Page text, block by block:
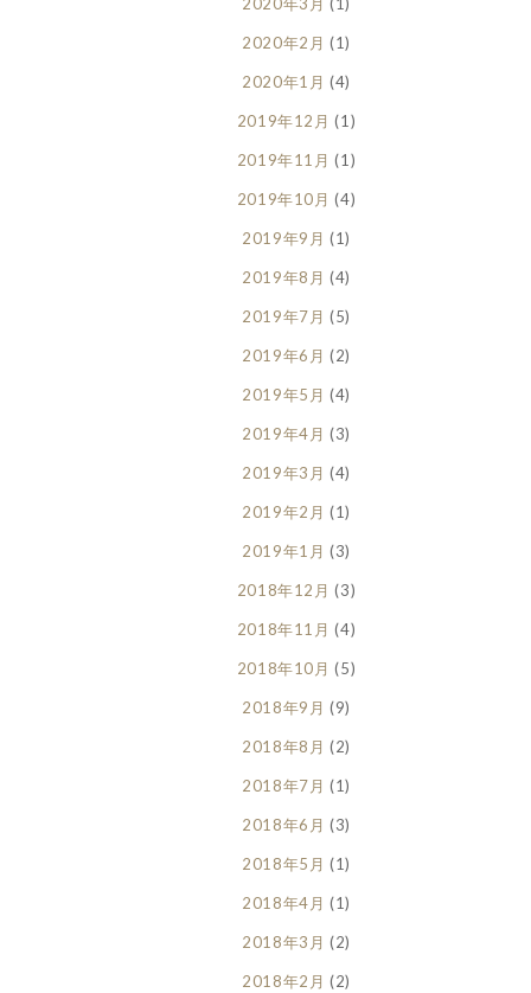
2020年2月 (1)
2020年1月 (4)
2019年12月 (1)
2019年11月 (1)
2019年10月 (4)
2019年9月 (1)
2019年8月 (4)
2019年7月 (5)
2019年6月 (2)
2019年5月 (4)
2019年4月 (3)
2019年3月 (4)
2019年2月 (1)
2019年1月 (3)
2018年12月 (3)
2018年11月 (4)
2018年10月 (5)
2018年9月 (9)
2018年8月 (2)
2018年7月 (1)
2018年6月 (3)
2018年5月 (1)
2018年4月 (1)
2018年3月 (2)
2018年2月 (2)